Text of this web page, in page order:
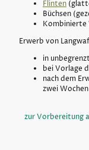
Flinten
Büchsen
Kombinierte
Erwerb von
in
bei Vorlage
nach dem
zwei
zur Vorbereitung